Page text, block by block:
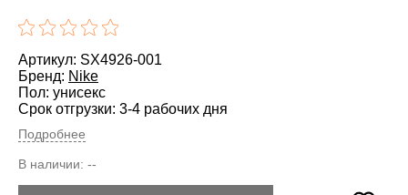
Артикул: SX4926-001
Бренд: Nike
Пол: унисекс
Срок отгрузки: 3-4 рабочих дня
Подробнее
В наличии: --